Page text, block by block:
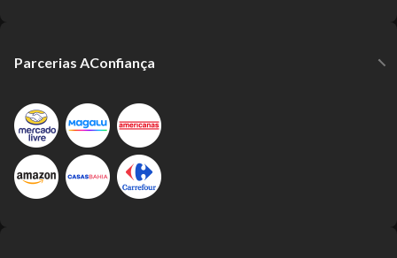
Parcerias AConfiança